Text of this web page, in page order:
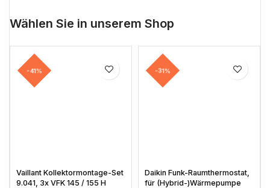
Wählen Sie in unserem Shop
-41%
Vaillant Kollektormontage-Set
9.041, 3x VFK 145 / 155 H
-31%
Daikin Funk-Raumthermostat,
für (Hybrid-)Wärmepumpe